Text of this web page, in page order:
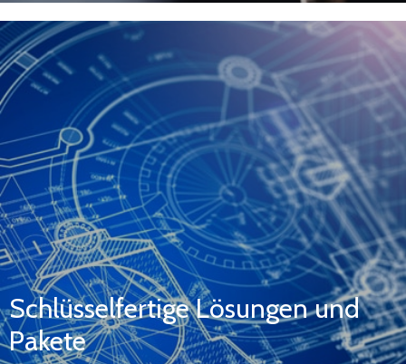
Schlüsselfertige Lösungen und
Pakete